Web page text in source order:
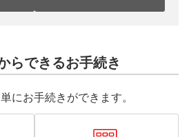
らできるお手続き
にお手続きができます。